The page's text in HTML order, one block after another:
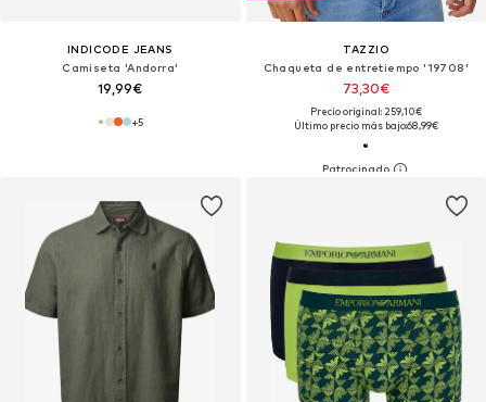
INDICODE JEANS
Camiseta 'Andorra'
19,99€
+5
TAZZIO
Chaqueta de entretiempo '19708'
73,30€
Precio original: 259,10€
Último precio más bajo:68,99€